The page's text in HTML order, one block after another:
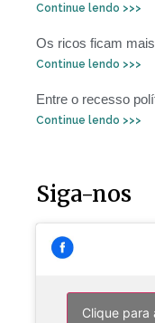
Continue lendo >>>
Os ricos ficam
Continue lendo >>>
Entre o recesso
Continue lendo >>>
Siga-nos
Clique para